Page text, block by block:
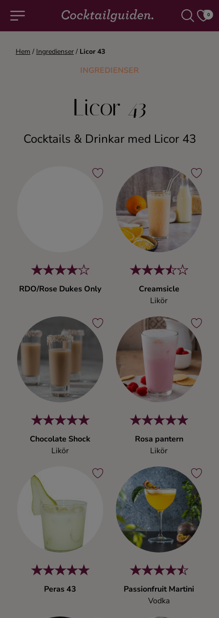
0
COCKTAILS & DRINKAR
Champagne
Likör
Shots
Tequila
Vodka
Whisky
Ingredienser
Hem / Ingredienser / Licor 43
INGREDIENSER
Licor 43
Cocktails & Drinkar med Licor 43
RDO/Rose Dukes Only
Creamsicle
Likör
Chocolate Shock
Likör
Rosa pantern
Likör
Peras 43
Passionfruit Martini
Vodka